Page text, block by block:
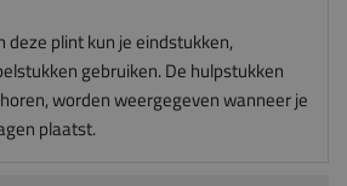
deze plint kun je eindstukken,
gebruiken. De hulpstukken
worden weergegeven wanneer je
plaatst.